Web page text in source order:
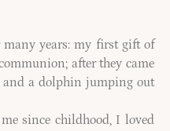
years: my first gift of
after they came
and a dolphin jumping out
since childhood, I loved